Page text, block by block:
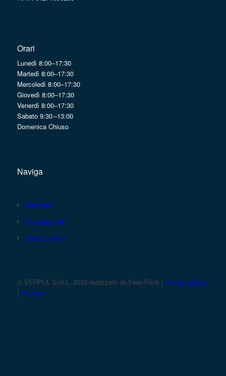
Orari
Lunedì 8:00–17:30
Martedì 8:00–17:30
Mercoledì 8:00–17:30
Giovedì 8:00–17:30
Venerdì 8:00–17:30
Sabato 9:30 –13:00
Domenica Chiuso
Naviga
Azienda
Consilgi utili
Dove siamo
© VERPUL S.R.L. 2023 realizzato da Free-Think | Privacy policy
| Cookies